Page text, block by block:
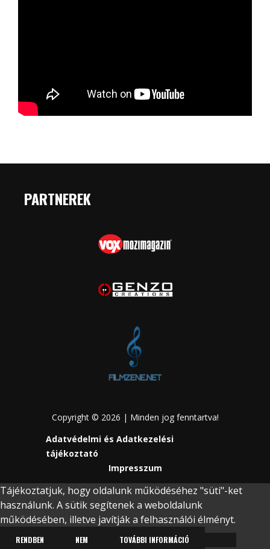
PARTNEREK
Copyright © 2026 | Minden jog fenntartva!
Adatvédelmi és Adatkezelési
tájékoztató
Impresszum
Tájékoztatjuk, hogy oldalunk működéséhez "süti"-ket
használunk. A sütik segítenek a weboldalunk
működésében, illetve javítják a felhasználói élményt.
RENDBEN NEM TOVÁBBI INFORMÁCIÓ